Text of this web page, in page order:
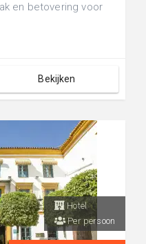
en betovering voor
Bekijken
Hotel
Per persoon